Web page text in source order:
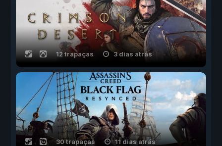
12 trapaças 3 dias atrás
30 trapaças 11 dias atrás